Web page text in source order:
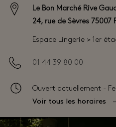
Le Bon Marché Rive
24, rue de Sèvres 75007
Espace Lingerie > 1er
01 44 39 80 00
Ouvert actuellement -
Voir tous les horaires